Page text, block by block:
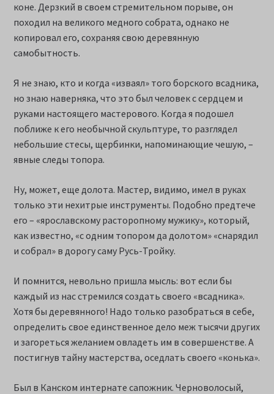
коне. Дерзкий в своем стремительном порыве, он
походил на великого медного собрата, однако не
копировал его, сохраняя свою деревянную
самобытность.
Я не знаю, кто и когда «изваял» того борского всадника,
но знаю наверняка, что это был человек с сердцем и
руками настоящего мастерового. Когда я подошел
поближе к его необычной скульптуре, то разглядел
небольшие стесы, щербинки, напоминающие чешую, –
явные следы топора.
Ну, может, еще долота. Мастер, видимо, имел в руках
только эти нехитрые инструменты. Подобно предтече
его – «ярославскому расторопному мужику», который,
как известно, «с одним топором да долотом» «снарядил
и собрал» в дорогу саму Русь-Тройку.
И помнится, невольно пришла мысль: вот если бы
каждый из нас стремился создать своего «всадника».
Хотя бы деревянного! Надо только разобраться в себе,
определить свое единственное дело меж тысячи других
и загореться желанием овладеть им в совершенстве. А
постигнув тайну мастерства, оседлать своего «конька».
Был в Канском интернате сапожник. Черноволосый,